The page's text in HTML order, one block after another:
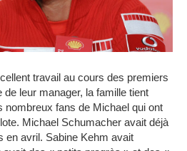
travail au cours des premiers
de leur manager, la famille tient
nombreux fans de Michael qui ont
Michael Schumacher avait déjà
en avril. Sabine Kehm avait